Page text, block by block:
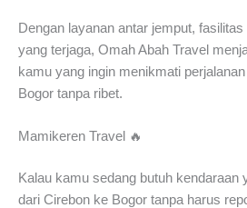
Dengan layanan antar jemput,
yang terjaga, Omah Abah Travel
kamu yang ingin menikmati
Bogor tanpa ribet.
Mamikeren Travel 🔥
Kalau kamu sedang butuh kendaraan
dari Cirebon ke Bogor tanpa harus